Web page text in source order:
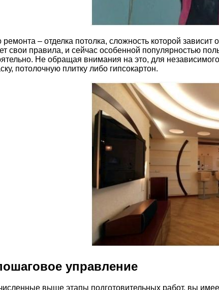
ремонта – отделка потолка, сложность которой
свои правила, и сейчас особенной популярностью
Не обращая внимания на это, для
потолочную плитку либо гипсокартон.
управление
выше этапы подготовительных работ, вы